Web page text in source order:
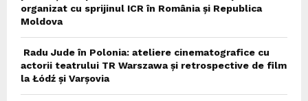
organizat cu sprijinul ICR în România și Republica
Moldova
Radu Jude în Polonia: ateliere cinematografice cu
actorii teatrului TR Warszawa și retrospective de film
la Łódź și Varșovia